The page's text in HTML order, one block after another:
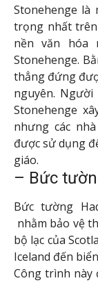
Stonehenge
trọng nhất
nền văn hóa
Stonehenge.
thẳng đứng
nguyên.
Stonehenge
nhưng các
được sử dụng
giáo.
– Bức
Bức tường
nhằm bảo vệ
bộ lạc của
Iceland đến
Công trình này